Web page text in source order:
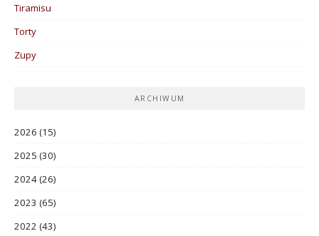
Tiramisu
Torty
Zupy
ARCHIWUM
2026 (15)
2025 (30)
2024(26)
2023 (65)
2022 (43)